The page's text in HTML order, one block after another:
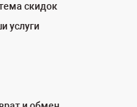
скидок
услуги